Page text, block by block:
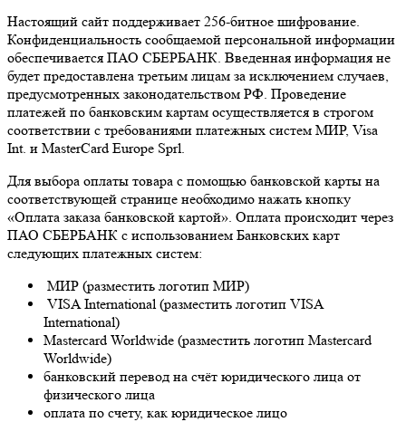
Настоящий сайт поддерживает 256-битное шифрование.
Конфиденциальность сообщаемой персональной информации
обеспечивается ПАО СБЕРБАНК. Введенная информация не
будет предоставлена третьим лицам за исключением случаев,
предусмотренных законодательством РФ. Проведение
платежей по банковским картам осуществляется в строгом
соответствии с требованиями платежных систем МИР, Visa
Int. и MasterCard Europe Sprl.
Для выбора оплаты товара с помощью банковской карты на
соответствующей странице необходимо нажать кнопку
«Оплата заказа банковской картой». Оплата происходит через
ПАО СБЕРБАНК с использованием Банковских карт
следующих платежных систем:
МИР (разместить логотип МИР)
VISA International (разместить логотип VISA
International)
Mastercard Worldwide (разместить логотип Mastercard
Worldwide)
банковский перевод на счёт юридического лица от
физического лица
оплата по счету, как юридическое лицо